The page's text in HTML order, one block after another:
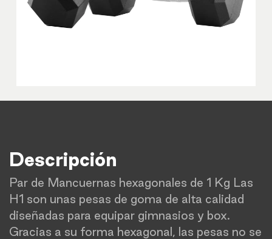
Descripción
Par de Mancuernas hexagonales de 1 Kg Las
H1 son unas pesas de goma de alta calidad
diseñadas para equipar gimnasios y box.
Gracias a su forma hexagonal, las pesas no se